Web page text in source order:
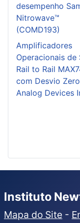
desempenho
Nitrowave™
(COMD193)
Amplificadores
Operacionais de
Rail to Rail
com Desvio
Analog Devices
Instituto
Mapa do Site -